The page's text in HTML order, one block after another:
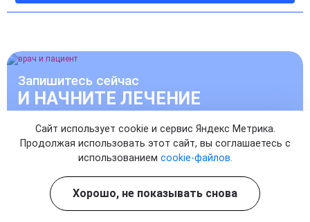
Запишитесь сейчас
И НАЧНИТЕ ЛЕЧЕНИЕ
УЖЕ СЕГОДНЯ
Записаться на прием к врачу
Сайт использует cookie и сервис Яндекс Метрика.
Продолжая использовать этот сайт, вы соглашаетесь с
использованием cookie-файлов.
Хорошо, не показывать снова